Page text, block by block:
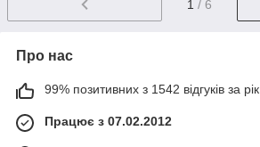
1 / 6
Про нас
99% позитивних з 1542 відгуків за рік
Працює з 07.02.2012